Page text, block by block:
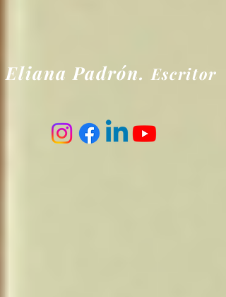
Eliana Padrón. Escritor